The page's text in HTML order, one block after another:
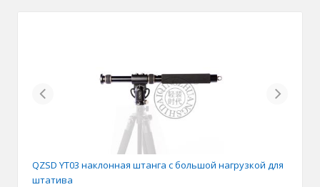
Previous Next
QZSD YT03 наклонная штанга с большой нагрузкой для
штатива